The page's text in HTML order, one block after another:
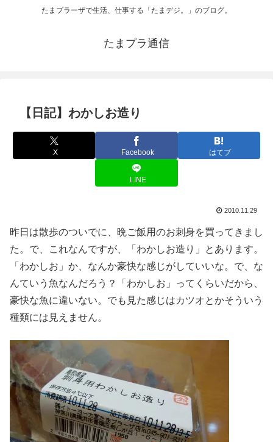
たまプラーザで生活、仕事する「たまデジ。」のブログ。
たまプラ通信
【日記】わかしお造り
X Facebook はてブ
LINE
2010.11.29
昨日は散歩のついでに、晩ご飯用のお刺身を買ってきまし
た。で、これなんですが、「わかしお造り」とあります。
「わかしお」か、なんか豪快な感じがしていいな。で、な
んていう魚なんだろう？「わかしお」ってくらいだから、
豪快な魚に違いない。でも見た感じはカツオとかそういう
種類には見えません。